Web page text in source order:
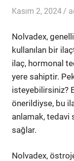
Kasım 2, 2024
Nolvadex,
kullanılan bir
ilaç, hormonal
yere sahiptir.
isteyebilirsiniz?
önerildiyse, bu
anlamak, tedavi
sağlar.
Nolvadex,